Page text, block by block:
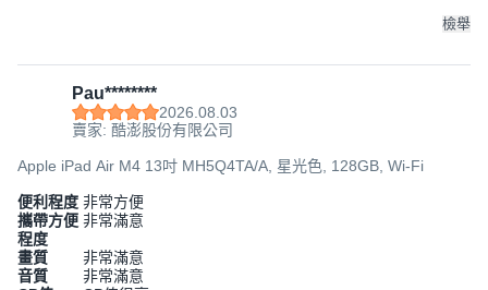
檢舉
Pau********
2026.08.03
賣家: 酷澎股份有限公司
Apple iPad Air M4 13吋 MH5Q4TA/A, 星光色, 128GB, Wi-Fi
便利程度 非常方便
攜帶方便
程度
非常滿意
畫質
非常滿意
音質
非常滿意